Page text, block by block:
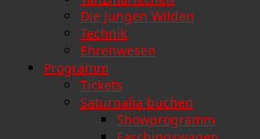
Die Jungen Wilden
Technik
Ehrenwesen
Programm
Tickets
Saturnalia buchen
Showprogramm